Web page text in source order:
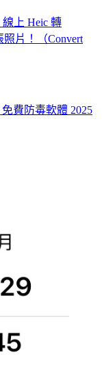
上 Heic 轉
照片！（Convert
免費防毒軟體 2025